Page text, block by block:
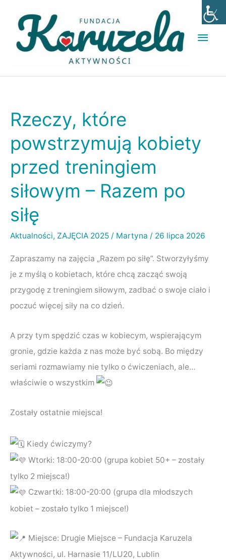
treści
Rzeczy, które
powstrzymują kobiety
przed treningiem
siłowym – Razem po
siłę
Aktualności, ZAJĘCIA 2025 / Martyna / 26 lipca 2026
Zapraszamy na zajęcia „Razem po siłę”. Stworzyłyśmy
je z myślą o kobietach, które chcą zacząć swoją
przygodę z treningiem siłowym, zadbać o swoje ciało i
poczuć więcej siły na co dzień.
A przy tym spędzić czas w kobiecym, wspierającym
gronie, gdzie każda z nas może być sobą. Bo między
seriami rozmawiamy nie tylko o ćwiczeniach, ale…
właściwie o wszystkim
Zostały ostatnie miejsca!
Kiedy ćwiczymy?
Wtorki: 18:00-20:00 (grupa kobiet 50+ – zostały
tylko 2 miejsca!)
Czwartki: 18:00-20:00 (grupa dla młodszych
kobiet – zostało tylko 1 miejsce!)
Miejsce: Drugie Miejsce – Fundacja Karuzela
Aktywności, ul. Harnasie 11/LU20, Lublin
Rzeczy,
powstrzymują
kobiety
przed
treningiem
siłowym
Razem
po
siłę